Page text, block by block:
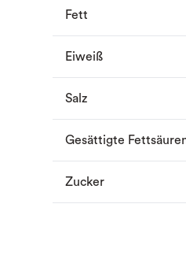
Fett
Eiweiß
Salz
Gesättigte
Zucker